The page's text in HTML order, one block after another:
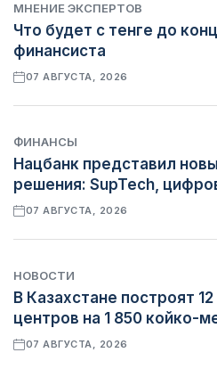
МНЕНИЕ ЭКСПЕРТОВ
Что будет с тенге до
финансиста
07 АВГУСТА, 2026
ФИНАНСЫ
Нацбанк представил
решения: SupTech,
07 АВГУСТА, 2026
НОВОСТИ
В Казахстане построят
центров на 1 850 койко-
07 АВГУСТА, 2026